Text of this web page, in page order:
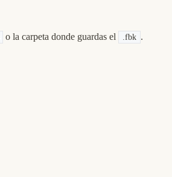
o la carpeta donde guardas el .fbk .